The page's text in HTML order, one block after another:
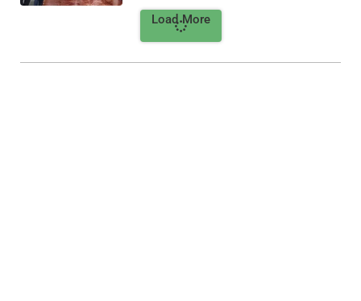
Load More